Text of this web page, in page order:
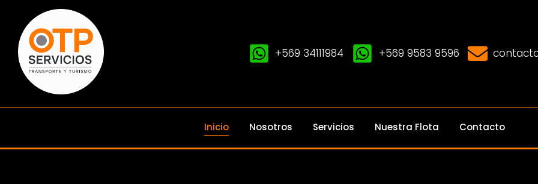
+569 34111984 +569 9583 9596
Inicio Nosotros Servicios Nuestra Flota Contacto